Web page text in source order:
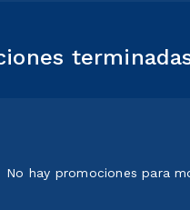
No hay promociones para